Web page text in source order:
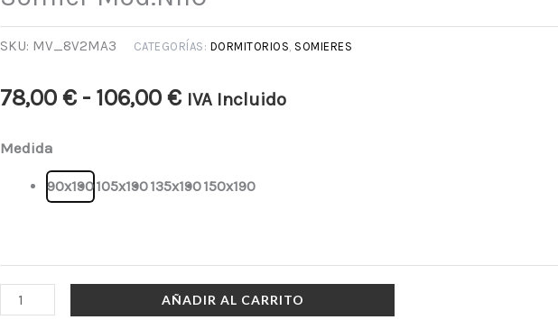
SKU: MV_8V2MA3 CATEGORÍAS: DORMITORIOS, SOMIERES
78,00 € - 106,00 €
precios:
desde
IVA Incluido
Medida
90x190105x190135x190150x190
cantidad
AÑADIR AL CARRITO